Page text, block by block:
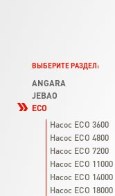
ВЫБЕРИТЕ РАЗДЕЛ:
ANGARA
JEBAO
ECO
Насос ECO 3600
Насос ECO 4800
Насос ECO 7200
Насос ECO 11000
Насос ECO 14000
Насос ECO 18000